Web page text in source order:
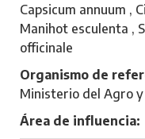
a
Capsicum annuum ,
Manihot esculenta ,
officinale
Organismo de
Ministerio del Agro
Área de influencia